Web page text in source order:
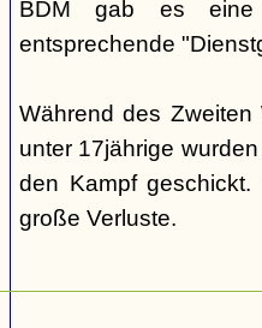
BDM gab es eine
entsprechende
Während des
unter 17jährige
den Kampf
große Verluste.